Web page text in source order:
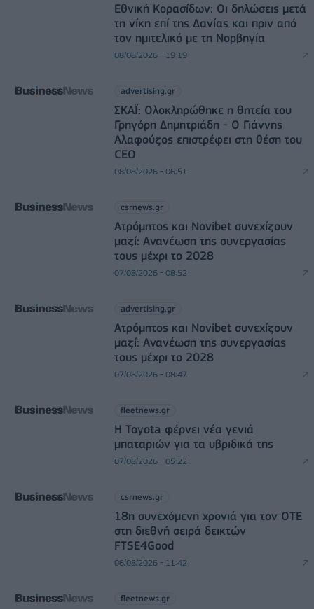
Εθνική Κορασίδων: Οι δηλώσεις μετά
τη νίκη επί της Δανίας και πριν από
τον ημιτελικό με τη Νορβηγία
08/08/2026 - 19:19
advertising.gr
ΣΚΑΪ: Ολοκληρώθηκε η θητεία του
Γρηγόρη Δημητριάδη - Ο Γιάννης
Αλαφούζος επιστρέφει στη θέση του
CEO
08/08/2026 - 06:51
csrnews.gr
Ατρόμητος και Novibet συνεχίζουν
μαζί: Ανανέωση της συνεργασίας
τους μέχρι το 2028
07/08/2026 - 08:52
advertising.gr
Ατρόμητος και Novibet συνεχίζουν
μαζί: Ανανέωση της συνεργασίας
τους μέχρι το 2028
07/08/2026 - 08:47
fleetnews.gr
Η Toyota φέρνει νέα γενιά
μπαταριών για τα υβριδικά της
07/08/2026 - 05:22
csrnews.gr
18η συνεχόμενη χρονιά για τον ΟΤΕ
στη διεθνή σειρά δεικτών
FTSE4Good
06/08/2026 - 11:42
fleetnews.gr